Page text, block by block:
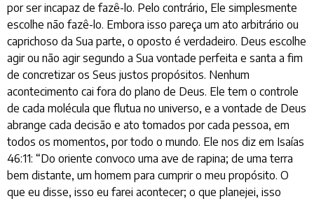
por ser incapaz de fazê-lo. Pelo contrário, Ele simplesmente
escolhe não fazê-lo. Embora isso pareça um ato arbitrário ou
caprichoso da Sua parte, o oposto é verdadeiro. Deus escolhe
agir ou não agir segundo a Sua vontade perfeita e santa a fim
de concretizar os Seus justos propósitos. Nenhum
acontecimento cai fora do plano de Deus. Ele tem o controle
de cada molécula que flutua no universo, e a vontade de Deus
abrange cada decisão e ato tomados por cada pessoa, em
todos os momentos, por todo o mundo. Ele nos diz em Isaías
46:11: “Do oriente convoco uma ave de rapina; de uma terra
bem distante, um homem para cumprir o meu propósito. O
que eu disse, isso eu farei acontecer; o que planejei, isso